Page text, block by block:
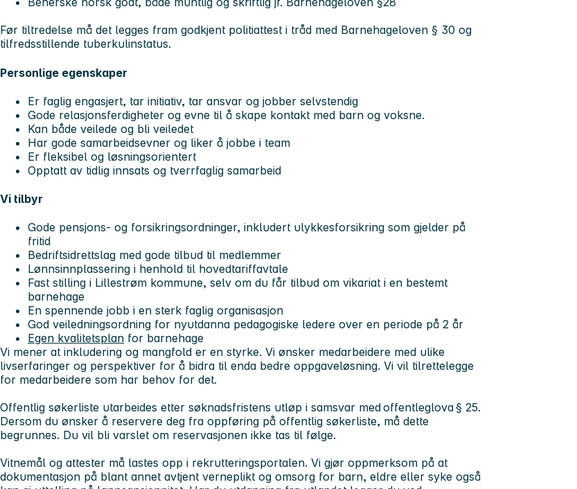
Før tiltredelse må det legges fram godkjent politiattest i tråd med Barnehageloven § 30 og
tilfredsstillende tuberkulinstatus.
Personlige egenskaper
Er faglig engasjert, tar initiativ, tar ansvar og jobber selvstendig
Gode relasjonsferdigheter og evne til å skape kontakt med barn og voksne.
Kan både veilede og bli veiledet
Har gode samarbeidsevner og liker å jobbe i team
Er fleksibel og løsningsorientert
Opptatt av tidlig innsats og tverrfaglig samarbeid
Vi tilbyr
Gode pensjons- og forsikringsordninger, inkludert ulykkesforsikring som gjelder på
fritid
Bedriftsidrettslag med gode tilbud til medlemmer
Lønnsinnplassering i henhold til hovedtariffavtale
Fast stilling i Lillestrøm kommune, selv om du får tilbud om vikariat i en bestemt
barnehage
En spennende jobb i en sterk faglig organisasjon
God veiledningsordning for nyutdanna pedagogiske ledere over en periode på 2 år
Egen kvalitetsplan for barnehage
Vi mener at inkludering og mangfold er en styrke. Vi ønsker medarbeidere med ulike
livserfaringer og perspektiver for å bidra til enda bedre oppgaveløsning. Vi vil tilrettelegge
for medarbeidere som har behov for det.
Offentlig søkerliste utarbeides etter søknadsfristens utløp i samsvar med offentleglova § 25.
Dersom du ønsker å reservere deg fra oppføring på offentlig søkerliste, må dette
begrunnes. Du vil bli varslet om reservasjonen ikke tas til følge.
Vitnemål og attester må lastes opp i rekrutteringsportalen. Vi gjør oppmerksom på at
dokumentasjon på blant annet avtjent verneplikt og omsorg for barn, eldre eller syke også